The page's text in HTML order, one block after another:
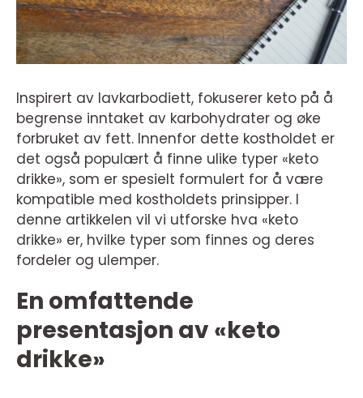
Inspirert av lavkarbodiett, fokuserer keto på å
begrense inntaket av karbohydrater og øke
forbruket av fett. Innenfor dette kostholdet er
det også populært å finne ulike typer «keto
drikke», som er spesielt formulert for å være
kompatible med kostholdets prinsipper. I
denne artikkelen vil vi utforske hva «keto
drikke» er, hvilke typer som finnes og deres
fordeler og ulemper.
En omfattende
presentasjon av «keto
drikke»